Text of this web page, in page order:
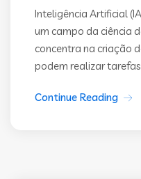
Inteligência Artificial
um campo da ciência
concentra na criação
podem realizar
Continue Reading